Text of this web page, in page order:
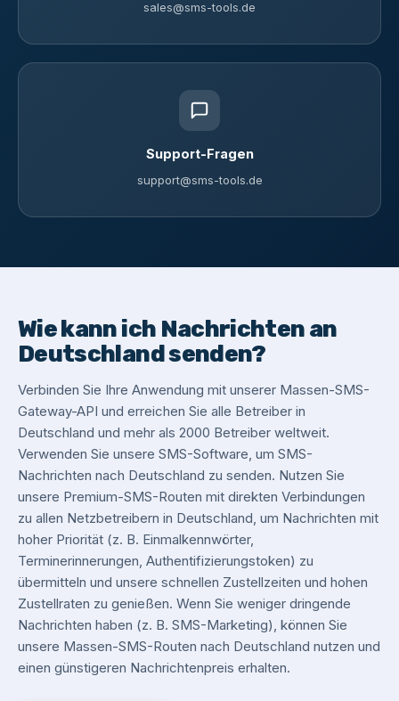
sales@sms-tools.de
Support-Fragen
support@sms-tools.de
Wie kann ich Nachrichten an
Deutschland senden?
Verbinden Sie Ihre Anwendung mit unserer Massen-SMS-
Gateway-API und erreichen Sie alle Betreiber in
Deutschland und mehr als 2000 Betreiber weltweit.
Verwenden Sie unsere SMS-Software, um SMS-
Nachrichten nach Deutschland zu senden. Nutzen Sie
unsere Premium-SMS-Routen mit direkten Verbindungen
zu allen Netzbetreibern in Deutschland, um Nachrichten mit
hoher Priorität (z. B. Einmalkennwörter,
Terminerinnerungen, Authentifizierungstoken) zu
übermitteln und unsere schnellen Zustellzeiten und hohen
Zustellraten zu genießen. Wenn Sie weniger dringende
Nachrichten haben (z. B. SMS-Marketing), können Sie
unsere Massen-SMS-Routen nach Deutschland nutzen und
einen günstigeren Nachrichtenpreis erhalten.